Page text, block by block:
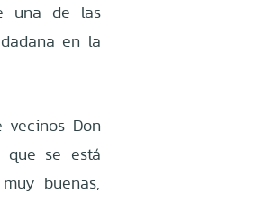
una de las
en la
vecinos Don
que se está
buenas,